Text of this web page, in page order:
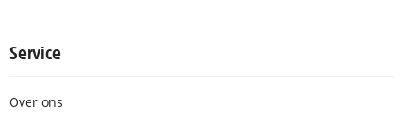
Service
Over ons